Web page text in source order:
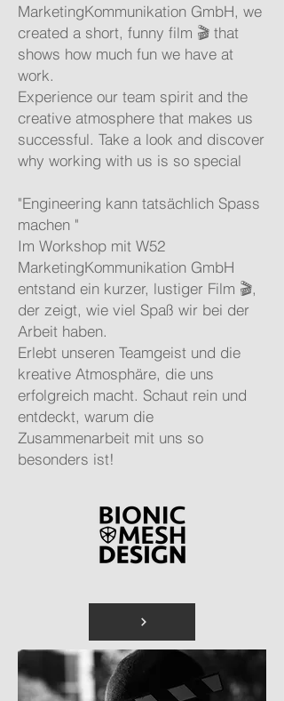
MarketingKommunikation GmbH, we
created a short, funny film 🎬 that
shows how much fun we have at
work.
Experience our team spirit and the
creative atmosphere that makes us
successful. Take a look and discover
why working with us is so special
"Engineering kann tatsächlich Spass
machen "
Im Workshop mit W52
MarketingKommunikation GmbH
entstand ein kurzer, lustiger Film 🎬,
der zeigt, wie viel Spaß wir bei der
Arbeit haben.
Erlebt unseren Teamgeist und die
kreative Atmosphäre, die uns
erfolgreich macht. Schaut rein und
entdeckt, warum die
Zusammenarbeit mit uns so
besonders ist!